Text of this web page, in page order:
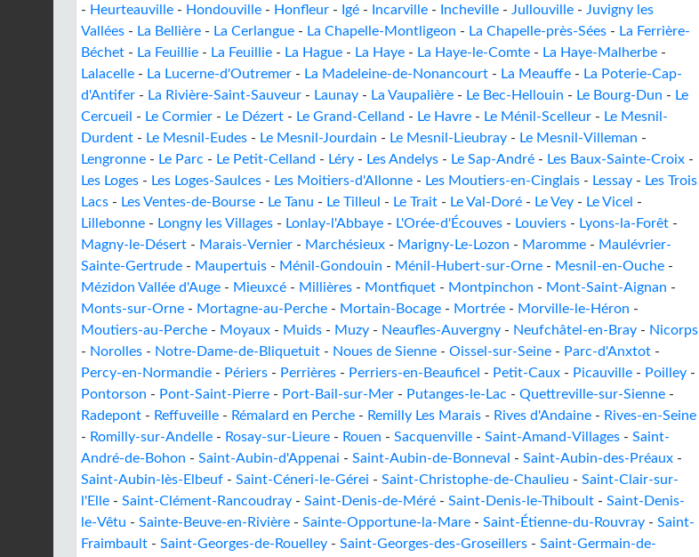
- Heurteauville - Hondouville - Honfleur - Igé - Incarville - Incheville - Jullouville - Juvigny les
Vallées - La Bellière - La Cerlangue - La Chapelle-Montligeon - La Chapelle-près-Sées - La Ferrière-
Béchet - La Feuillie - La Feuillie - La Hague - La Haye - La Haye-le-Comte - La Haye-Malherbe -
Lalacelle - La Lucerne-d'Outremer - La Madeleine-de-Nonancourt - La Meauffe - La Poterie-Cap-
d'Antifer - La Rivière-Saint-Sauveur - Launay - La Vaupalière - Le Bec-Hellouin - Le Bourg-Dun - Le
Cercueil
- Le Cormier - Le Dézert - Le Grand-Celland - Le Havre - Le Ménil-Scelleur - Le Mesnil-
Durdent - Le Mesnil-Eudes - Le Mesnil-Jourdain - Le Mesnil-Lieubray - Le Mesnil-Villeman -
Lengronne - Le Parc - Le Petit-Celland - Léry - Les Andelys - Le Sap-André - Les Baux-Sainte-Croix -
Les Loges - Les Loges-Saulces - Les Moitiers-d'Allonne - Les Moutiers-en-Cinglais - Lessay - Les Trois
Lacs - Les Ventes-de-Bourse - Le Tanu - Le Tilleul - Le Trait - Le Val-Doré - Le Vey - Le Vicel -
Lillebonne - Longny les Villages - Lonlay-l'Abbaye - L'Orée-d'Écouves - Louviers - Lyons-la-Forêt -
Magny-le-Désert - Marais-Vernier - Marchésieux - Marigny-Le-Lozon - Maromme - Maulévrier-
Sainte-Gertrude - Maupertuis - Ménil-Gondouin - Ménil-Hubert-sur-Orne - Mesnil-en-Ouche -
Mézidon Vallée d'Auge - Mieuxcé - Millières - Montfiquet - Montpinchon - Mont-Saint-Aignan -
Monts-sur-Orne - Mortagne-au-Perche - Mortain-Bocage - Mortrée - Morville-le-Héron -
Moutiers-au-Perche - Moyaux - Muids - Muzy - Neaufles-Auvergny - Neufchâtel-en-Bray - Nicorps
- Norolles - Notre-Dame-de-Bliquetuit - Noues de Sienne - Oissel-sur-Seine - Parc-d'Anxtot -
Percy-en-Normandie - Périers - Perrières - Perriers-en-Beauficel - Petit-Caux - Picauville - Poilley -
Pontorson - Pont-Saint-Pierre - Port-Bail-sur-Mer - Putanges-le-Lac - Quettreville-sur-Sienne -
Radepont - Reffuveille - Rémalard en Perche - Remilly Les Marais - Rives d'Andaine - Rives-en-Seine
- Romilly-sur-Andelle - Rosay-sur-Lieure - Rouen - Sacquenville - Saint-Amand-Villages - Saint-
André-de-Bohon - Saint-Aubin-d'Appenai - Saint-Aubin-de-Bonneval - Saint-Aubin-des-Préaux -
Saint-Aubin-lès-Elbeuf - Saint-Céneri-le-Gérei - Saint-Christophe-de-Chaulieu - Saint-Clair-sur-
l'Elle - Saint-Clément-Rancoudray - Saint-Denis-de-Méré - Saint-Denis-le-Thiboult - Saint-Denis-
le-Vêtu - Sainte-Beuve-en-Rivière - Sainte-Opportune-la-Mare - Saint-Étienne-du-Rouvray - Saint-
Fraimbault - Saint-Georges-de-Rouelley - Saint-Georges-des-Groseillers - Saint-Germain-de-